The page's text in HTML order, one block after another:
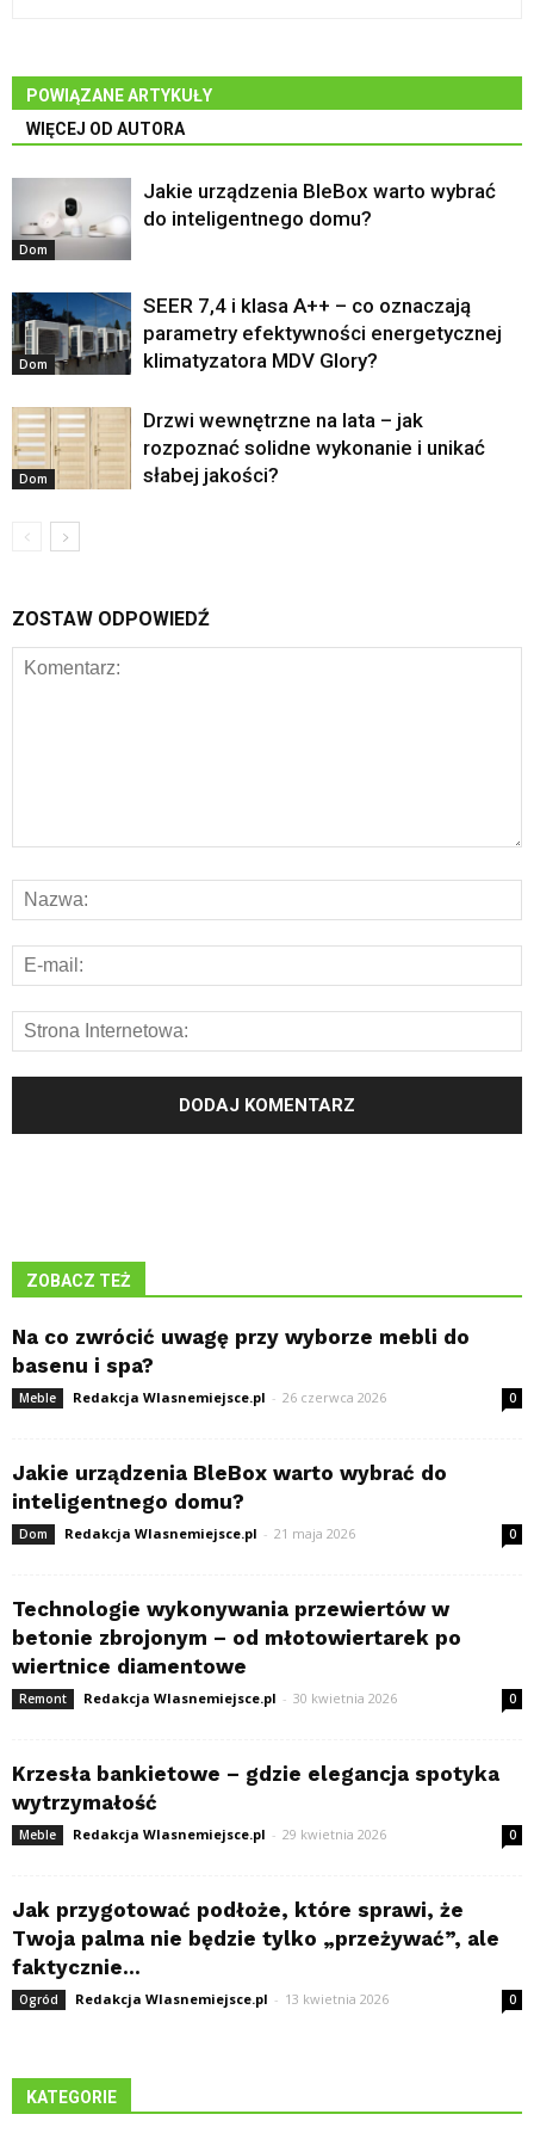
POWIĄZANE ARTYKUŁY
WIĘCEJ OD AUTORA
Dom
Jakie urządzenia BleBox warto wybrać
do inteligentnego domu?
Dom
SEER 7,4 i klasa A++ – co oznaczają
parametry efektywności energetycznej
klimatyzatora MDV Glory?
Dom
Drzwi wewnętrzne na lata – jak
rozpoznać solidne wykonanie i unikać
słabej jakości?
ZOSTAW ODPOWIEDŹ
ZOBACZ TEŻ
Na co zwrócić uwagę przy wyborze mebli do
basenu i spa?
Meble Redakcja Wlasnemiejsce.pl - 26 czerwca 2026 0
Jakie urządzenia BleBox warto wybrać do
inteligentnego domu?
Dom Redakcja Wlasnemiejsce.pl - 21 maja 2026 0
Technologie wykonywania przewiertów w
betonie zbrojonym – od młotowiertarek po
wiertnice diamentowe
Remont Redakcja Wlasnemiejsce.pl - 30 kwietnia 2026 0
Krzesła bankietowe – gdzie elegancja spotyka
wytrzymałość
Meble Redakcja Wlasnemiejsce.pl - 29 kwietnia 2026 0
Jak przygotować podłoże, które sprawi, że
Twoja palma nie będzie tylko „przeżywać”, ale
faktycznie...
Ogród Redakcja Wlasnemiejsce.pl - 13 kwietnia 2026 0
KATEGORIE